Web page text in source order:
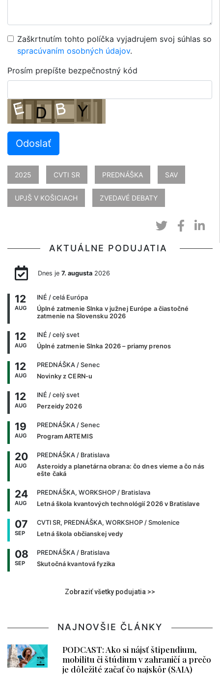
Zaškrtnutím tohto políčka vyjadrujem svoj súhlas so
spracúvaním osobných údajov.
Prosím prepíšte bezpečnostný kód
Odoslať
2025 CVTI SR PREDNÁŠKA SAV
UPJŠ V KOŠICIACH ZVEDAVÉ DEBATY
AKTUÁLNE PODUJATIA
Dnes je 7. augusta2026
12
AUG
INÉ / celá Európa
Úplné zatmenie Slnka v južnej Európe a čiastočné
zatmenie na Slovensku 2026
12
AUG
INÉ / celý svet
Úplné zatmenie Slnka 2026 – priamy prenos
12
AUG
PREDNÁŠKA / Senec
Novinky z CERN-u
12
AUG
INÉ / celý svet
Perzeidy 2026
19
AUG
PREDNÁŠKA / Senec
Program ARTEMIS
20
AUG
PREDNÁŠKA / Bratislava
Asteroidy a planetárna obrana: čo dnes vieme a čo nás
ešte čaká
24
AUG
PREDNÁŠKA, WORKSHOP / Bratislava
Letná škola kvantových technológií 2026 v Bratislave
07
SEP
CVTI SR, PREDNÁŠKA, WORKSHOP / Smolenice
Letná škola občianskej vedy
08
SEP
PREDNÁŠKA / Bratislava
Skutočná kvantová fyzika
Zobraziť všetky podujatia >>
NAJNOVŠIE ČLÁNKY
PODCAST: Ako si nájsť štipendium,
mobilitu či štúdium v zahraničí a prečo
je dôležité začať čo najskôr (SAIA)